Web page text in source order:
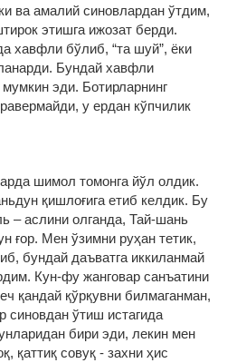
ва амалий синовлардан ўтдим,
этишга ижозат берди.
хавфли бўлиб, “та шуй”, ёки
Бундай хавфли
эди. Ботирларнинг
у ердан кўпчилик
шимол томонга йўл олдик.
қишлоғига етиб келдик. Бу
– аслини олганда, Тай-шань
ғор. Мен ўзимни руҳан тетик,
бундай даъватга иккиланмай
Кун-фу жанговар санъатини
қандай қўрқувни билмаганман,
синовдан ўтиш истагида
бири эди, лекин мен
қаттиқ совуқ - захни ҳис